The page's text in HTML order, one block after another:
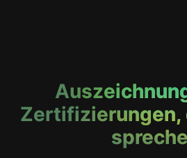
Zertifizierungen,